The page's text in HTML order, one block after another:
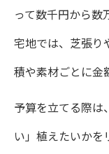
って数千円から数
宅地では、芝張り
積や素材ごとに金
予算を立てる際は
い」植えたいか